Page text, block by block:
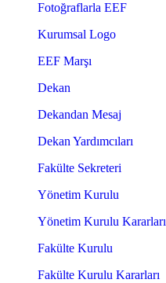
Fotoğraflarla EEF
Kurumsal Logo
EEF Marşı
Dekan
Dekandan Mesaj
Dekan Yardımcıları
Fakülte Sekreteri
Yönetim Kurulu
Yönetim Kurulu Kararları
Fakülte Kurulu
Fakülte Kurulu Kararları